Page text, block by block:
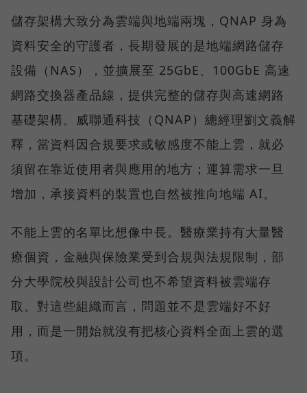
儲存架構大致分為雲端與地端兩塊，QNAP 身為
資料安全的守護者，長期發展的是地端網路儲存
設備（NAS），並擴展至 25GbE、100GbE 高速
網路交換器產品線，提供完整的儲存與高速網路
基礎架構。威聯通科技（QNAP）總經理劉文義解
釋，當資料因合規要求或敏感度不能上雲，就必
須留在靠近使用者與應用的地方；運算需求一旦
增加，承接資料的裝置也自然被推向地端 AI。
不能上雲的名單比想像中長。醫療業持有大量醫
療個資，金融與保險業受到合規與法規限制，部
分大學院校與設計公司也不希望資料被雲端存
取。對這些組織而言，問題並不是雲端好不好
用，而是一開始就沒有把核心資料全面上雲的選
項。